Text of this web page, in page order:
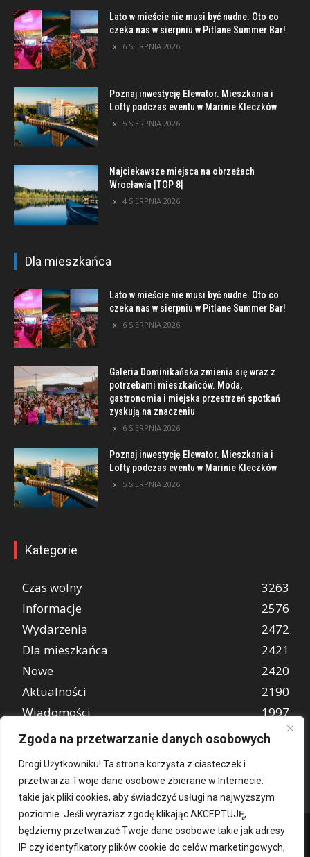
Zgoda na przetwarzanie danych osobowych
Drogi Użytkowniku! Ta strona korzysta z ciasteczek i
przetwarza Twoje dane osobowe zbierane w Internecie:
takie jak pliki cookies, aby świadczyć usługi na najwyższym
poziomie. Jeśli wyrazisz zgodę klikając AKCEPTUJĘ,
będziemy przetwarzać Twoje dane osobowe takie jak adresy
IP czy identyfikatory plików cookie do celów marketingowych,
Lato w mieście nie musi być nudne. Oto co
czeka nas w sierpniu w Pitlane Summer Bar!
6 SIERPNIA 2026
Poznaj inwestycję Elewator. Mieszkania i
Lofty podczas eventu w Marinie Kleczków
5 SIERPNIA 2026
Najciekawsze miejsca na obrzeżach
Wrocławia [TOP 8]
4 SIERPNIA 2026
Dla mieszkańca
Lato w mieście nie musi być nudne. Oto co
czeka nas w sierpniu w Pitlane Summer Bar!
6 SIERPNIA 2026
Galeria Dominikańska zmienia się wraz z
potrzebami mieszkańców. Moda,
gastronomia i miejska przestrzeń spotkań
zyskują na znaczeniu
6 SIERPNIA 2026
Poznaj inwestycję Elewator. Mieszkania i
Lofty podczas eventu w Marinie Kleczków
5 SIERPNIA 2026
Kategorie
Czas wolny
3263
Informacje
2576
Wydarzenia
2472
Dla mieszkańca
2421
Nowe
2420
Aktualności
2190
Wiadomości
1997
REKLAMA
849